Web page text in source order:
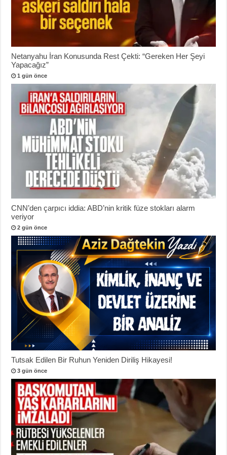
Netanyahu İran Konusunda Rest Çekti: “Gereken Her Şeyi
Yapacağız”
1 gün önce
CNN’den çarpıcı iddia: ABD’nin kritik füze stokları alarm
veriyor
2 gün önce
Tutsak Edilen Bir Ruhun Yeniden Diriliş Hikayesi!
3 gün önce